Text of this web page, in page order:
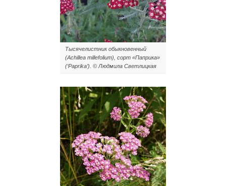
Тысячелистник обыкновенный
(Achillea millefolium), сорт «Паприка»
(‘Paprika’). © Людмила Светлицкая